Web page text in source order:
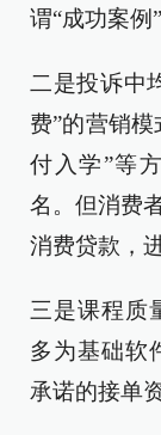
谓“成功案例
二是投诉中
费”的营销
付入学”等
名。但消费
消费贷款，
三是课程质
多为基础软
承诺的接单